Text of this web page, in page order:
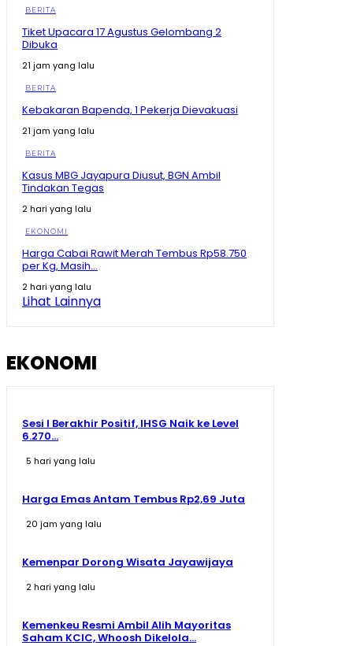
Maluku Utara Ekonominya Melejit, Rakyat Kebagian
Apa? #shorts #trending
Tegas! Menko Zulhas Ancam Tutup SPPG yang Nekat
Tak Beli Bahan di Kopdes
Sherly Disentil! Nazlatan Berharap Jalan Cepat Beres
Berharap Tak Pakai Hilux lagi
08:13
Pecah Rekor Lagi! Sherly Bawa Maluku Utara Tetap
11:01
BERITA
Tiket Upacara 17 Agustus Gelombang 2
Dibuka
21 jam yang lalu
BERITA
Kebakaran Bapenda, 1 Pekerja Dievakuasi
21 jam yang lalu
BERITA
Kasus MBG Jayapura Diusut, BGN Ambil
Tindakan Tegas
2 hari yang lalu
EKONOMI
Harga Cabai Rawit Merah Tembus Rp58.750
per Kg, Masih...
2 hari yang lalu
Lihat Lainnya
EKONOMI
Sesi I Berakhir Positif, IHSG Naik ke Level
6.270...
5 hari yang lalu
Harga Emas Antam Tembus Rp2,69 Juta
20 jam yang lalu
Kemenpar Dorong Wisata Jayawijaya
2 hari yang lalu
Kemenkeu Resmi Ambil Alih Mayoritas
Saham KCIC, Whoosh Dikelola...